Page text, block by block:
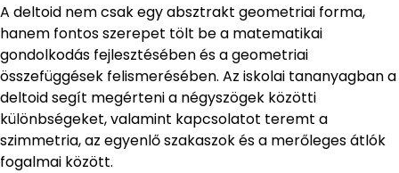
A deltoid nem csak egy absztrakt geometriai forma,
hanem fontos szerepet tölt be a matematikai
gondolkodás fejlesztésében és a geometriai
összefüggések felismerésében. Az iskolai tananyagban a
deltoid segít megérteni a négyszögek közötti
különbségeket, valamint kapcsolatot teremt a
szimmetria, az egyenlő szakaszok és a merőleges átlók
fogalmai között.